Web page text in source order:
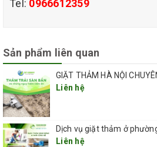
DỤNG
– Di chuyển đồ, vật dụng để có không
– Hút bụi trên thảm, kiểm tra các góc
chặt xuống sàn nhà chưa
– Xử lý các vết bẩn khó ra bằng hóa
cho từng vết bẩn.
Tel: 0966612359
Sản phẩm liên quan
GIẶT THẢM HÀ NỘI
Liên hệ
Liên hệ